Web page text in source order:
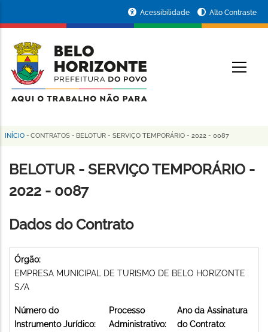
conteúdo
principal
da
Prefeitura
de
Horizonte
Acessibilidade Alto Contraste
Trilha
de
navegação
INÍCIO - CONTRATOS - BELOTUR - SERVIÇO TEMPORÁRIO - 2022 - 0087
BELOTUR - SERVIÇO TEMPORÁRIO -
2022 - 0087
Dados do Contrato
Órgão:
EMPRESA MUNICIPAL DE TURISMO DE BELO HORIZONTE
S/A
Número do
Instrumento Jurídico:
Processo
Administrativo:
Ano da Assinatura
do Contrato: